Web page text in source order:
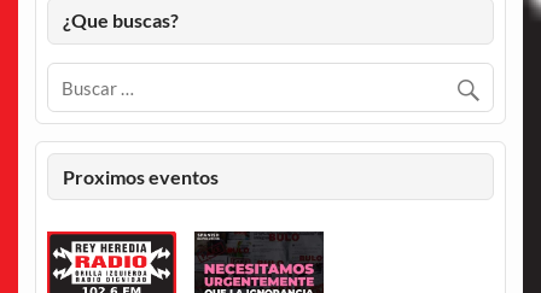
¿Que buscas?
Proximos eventos